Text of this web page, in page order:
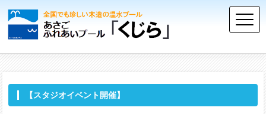
【スタジオイベント開催】